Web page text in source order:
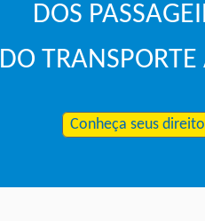
DOS
DO TRANSPORTE
Conheça seus